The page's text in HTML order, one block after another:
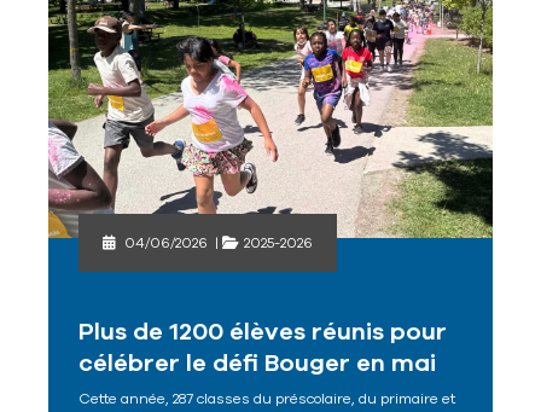
04/06/2026 | 2025-2026
Plus de 1200 élèves réunis pour
célébrer le défi Bouger en mai
Cette année, 287 classes du préscolaire, du primaire et